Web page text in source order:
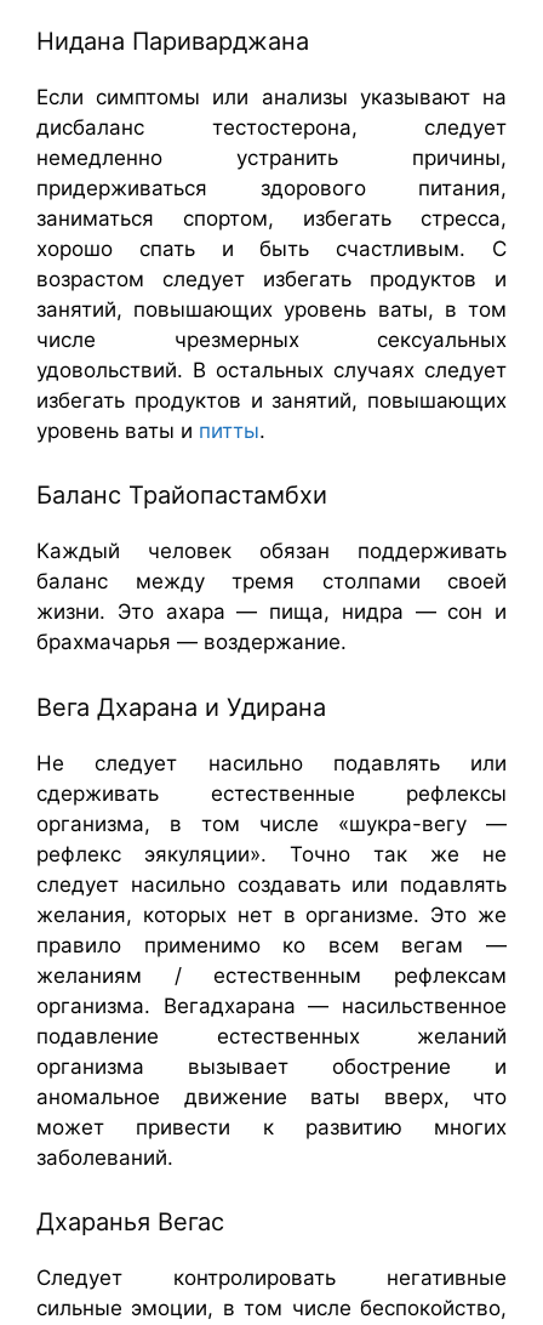
Нидана Париварджана
Если симптомы или анализы указывают на
дисбаланс тестостерона, следует
немедленно устранить причины,
придерживаться здорового питания,
заниматься спортом, избегать стресса,
хорошо спать и быть счастливым. С
возрастом следует избегать продуктов и
занятий, повышающих уровень ваты, в том
числе чрезмерных сексуальных
удовольствий. В остальных случаях следует
избегать продуктов и занятий, повышающих
уровень ваты и питты.
Баланс Трайопастамбхи
Каждый человек обязан поддерживать
баланс между тремя столпами своей
жизни. Это ахара — пища, нидра — сон и
брахмачарья — воздержание.
Вега Дхарана и Удирана
Не следует насильно подавлять или
сдерживать естественные рефлексы
организма, в том числе «шукра-вегу —
рефлекс эякуляции». Точно так же не
следует насильно создавать или подавлять
желания, которых нет в организме. Это же
правило применимо ко всем вегам —
желаниям / естественным рефлексам
организма. Вегадхарана — насильственное
подавление естественных желаний
организма вызывает обострение и
аномальное движение ваты вверх, что
может привести к развитию многих
заболеваний.
Дхаранья Вегас
Следует контролировать негативные
сильные эмоции, в том числе беспокойство,